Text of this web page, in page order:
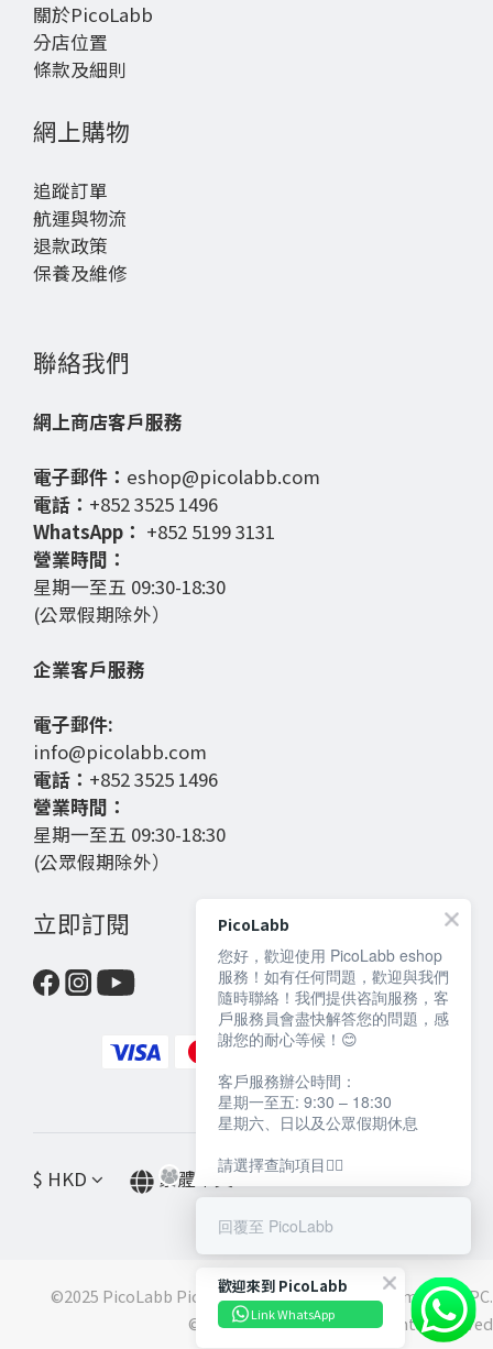
關於PicoLabb
分店位置
條款及細則
網上購物
追蹤訂單
航運與物流
退款政策
保養及維修
聯絡我們
網上商店客戶服務
電子郵件： eshop@picolabb.com
電話： +852 3525 1496
WhatsApp： +852 5199 3131
營業時間：
星期一至五 09:30-18:30
(公眾假期除外）
企業客戶服務
電子郵件:
info@picolabb.com
電話： +852 3525 1496
營業時間：
星期一至五 09:30-18:30
(公眾假期除外）
立即訂閱
$ HKD 繁體中文
©2025 PicoLabb PicoLabb is a registered trademark of IPC.
©️2021 IPC Works Ltd. All rights reserved
歡迎來到 PicoLabb
Link WhatsApp
PicoLabb
您好，歡迎使用 PicoLabb eshop
服務！如有任何問題，歡迎與我們
隨時聯絡！我們提供咨詢服務，客
戶服務員會盡快解答您的問題，感
謝您的耐心等候！😊
客戶服務辦公時間：
星期一至五: 9:30 – 18:30
星期六、日以及公眾假期休息
請選擇查詢項目👇🏻
回覆至 PicoLabb